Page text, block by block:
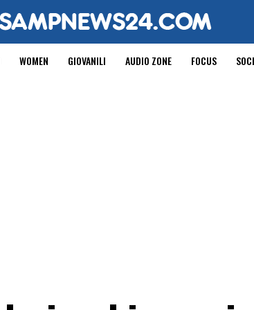
WOMEN GIOVANILI AUDIO ZONE FOCUS